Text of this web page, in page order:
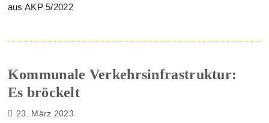
aus AKP 5/2022
Kommunale Verkehrsinfrastruktur:
Es bröckelt
23. März 2023